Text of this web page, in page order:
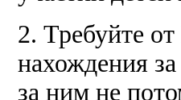
2. Требуйте
нахождения
за ним не